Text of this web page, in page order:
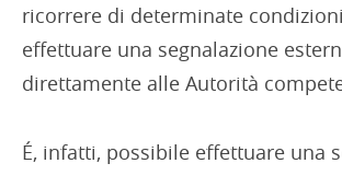
ricorrere di determinate
effettuare una segnalazione
direttamente alle Autorità
É, infatti, possibile effettuare una